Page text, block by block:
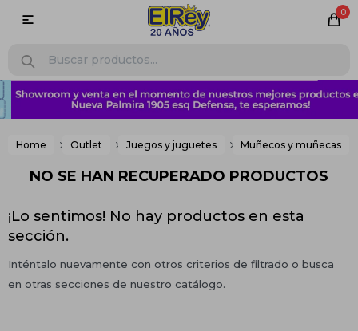
0

Home Outlet Juegos y juguetes Muñecos y muñecas
NO SE HAN RECUPERADO PRODUCTOS
¡Lo sentimos! No hay productos en esta
sección.
Inténtalo nuevamente con otros criterios de filtrado o busca
en otras secciones de nuestro catálogo.